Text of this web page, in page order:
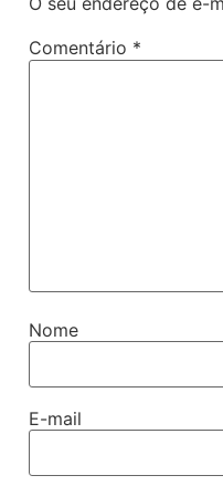
Comentário *
Nome
E-mail